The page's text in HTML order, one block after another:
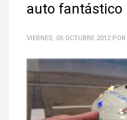
auto fantástico
VIERNES, 05 OCTUBRE 2012 POR